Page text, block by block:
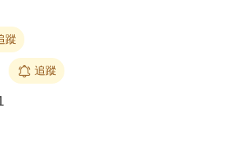
蹤
追蹤